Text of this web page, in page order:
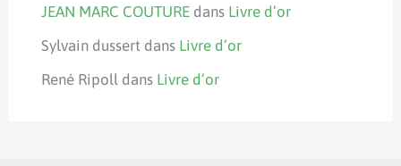
JEAN MARC COUTURE dans Livre d’or
Sylvain dussert dans Livre d’or
René Ripoll dans Livre d’or